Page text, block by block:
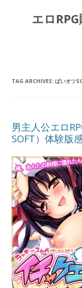
エロ
TAG ARCHIVES: ぱいオツ
男主人公エロ
SOFT）体験版